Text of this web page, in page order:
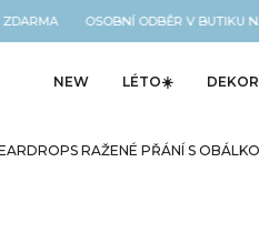
OSOBNÍ ODBĚR V BUTIKU NA
NEW LÉTO☀️
RAŽENÉ PŘÁNÍ S